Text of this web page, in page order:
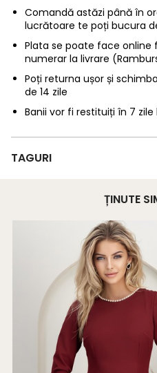
Comandă astăzi până în
lucrătoare te poți bucura
Plata se poate face online
numerar la livrare
Poți returna ușor și
de 14 zile
Banii vor fi restituiți în 7
TAGURI
ȚINUTE